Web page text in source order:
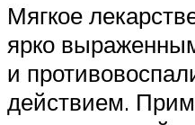
Мягкое
ярко
и
действием.